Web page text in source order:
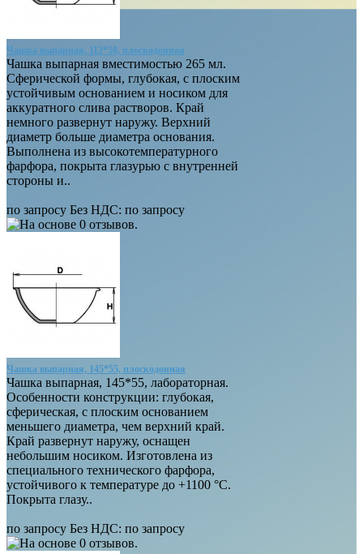
Чашка выпарная, 112*50, плоскодонная
Чашка выпарная вместимостью 265 мл.
Сферической формы, глубокая, с плоским
устойчивым основанием и носиком для
аккуратного слива растворов. Край
немного развернут наружу. Верхний
диаметр больше диаметра основания.
Выполнена из высокотемпературного
фарфора, покрыта глазурью с внутренней
стороны и..
по запросу Без НДС: по запросу
Чашка выпарная, 145*55, плоскодонная
Чашка выпарная, 145*55, лабораторная.
Особенности конструкции: глубокая,
сферическая, с плоским основанием
меньшего диаметра, чем верхний край.
Край развернут наружу, оснащен
небольшим носиком. Изготовлена из
специального технического фарфора,
устойчивого к температуре до +1100 °С.
Покрыта глазу..
по запросу Без НДС: по запросу